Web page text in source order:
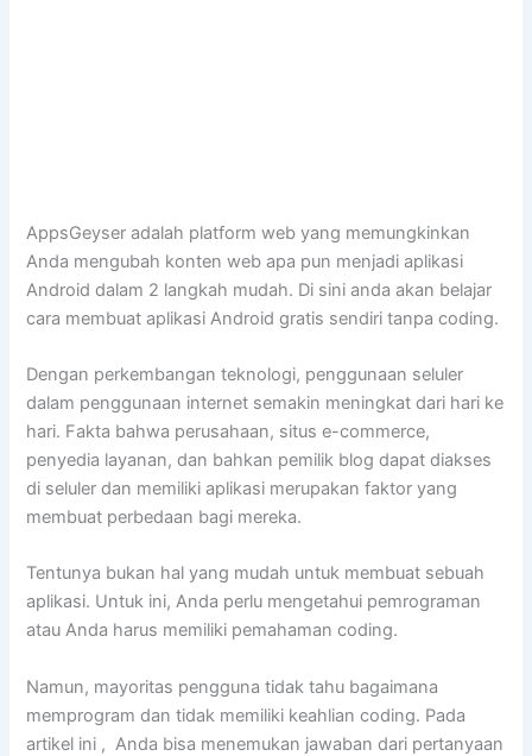
AppsGeyser adalah platform web yang memungkinkan
Anda mengubah konten web apa pun menjadi aplikasi
Android dalam 2 langkah mudah. Di sini anda akan belajar
cara membuat aplikasi Android gratis sendiri tanpa coding.
Dengan perkembangan teknologi, penggunaan seluler
dalam penggunaan internet semakin meningkat dari hari ke
hari. Fakta bahwa perusahaan, situs e-commerce,
penyedia layanan, dan bahkan pemilik blog dapat diakses
di seluler dan memiliki aplikasi merupakan faktor yang
membuat perbedaan bagi mereka.
Tentunya bukan hal yang mudah untuk membuat sebuah
aplikasi. Untuk ini, Anda perlu mengetahui pemrograman
atau Anda harus memiliki pemahaman coding.
Namun, mayoritas pengguna tidak tahu bagaimana
memprogram dan tidak memiliki keahlian coding. Pada
artikel ini , Anda bisa menemukan jawaban dari pertanyaan